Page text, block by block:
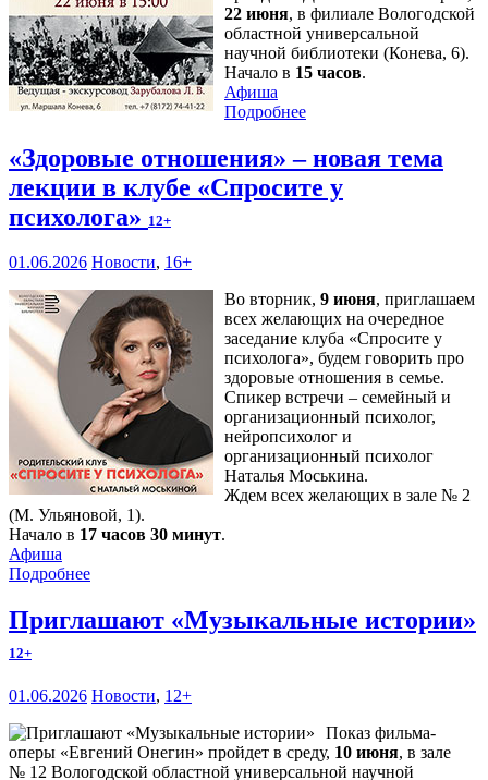
22 июня, в филиале Вологодской
областной универсальной
научной библиотеки (Конева, 6).
Начало в 15 часов.
Афиша
Подробнее
«Здоровые отношения» – новая тема
лекции в клубе «Спросите у
психолога» 12+
01.06.2026 Новости, 16+
Во вторник, 9 июня, приглашаем
всех желающих на очередное
заседание клуба «Спросите у
психолога», будем говорить про
здоровые отношения в семье.
Спикер встречи – семейный и
организационный психолог,
нейропсихолог и
организационный психолог
Наталья Моськина.
Ждем всех желающих в зале № 2
(М. Ульяновой, 1).
Начало в 17 часов 30 минут.
Афиша
Подробнее
Приглашают «Музыкальные истории»
12+
01.06.2026 Новости, 12+
Показ фильма-
оперы «Евгений Онегин» пройдет в среду, 10 июня, в зале
№ 12 Вологодской областной универсальной научной